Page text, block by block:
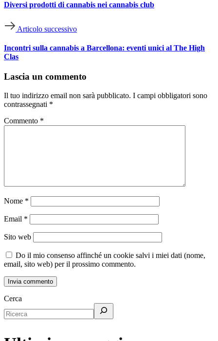
Diversi prodotti di cannabis nei cannabis club
Articolo successivo
Incontri sulla cannabis a Barcellona: eventi unici al The High
Clas
Lascia un commento
Il tuo indirizzo email non sarà pubblicato. I campi obbligatori sono
contrassegnati *
Commento *
Nome *
Email *
Sito web
Do il mio consenso affinché un cookie salvi i miei dati (nome,
email, sito web) per il prossimo commento.
Cerca